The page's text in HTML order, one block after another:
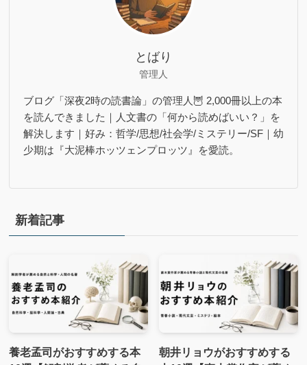
とばり
管理人
ブログ「深夜2時の読書論」の管理人🦉 2,000冊以上の本
を読んできました｜人文書の「何から読めばいい？」を
解決します｜好み：哲学/思想/社会学/ミステリー/SF｜幼
少期は『大泥棒ホッツェンプロッツ』を愛読。
新着記事
養老孟司がおすすめする本
朝井リョウがおすすめする